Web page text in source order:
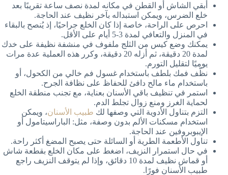
أبقي الشاش أو القطن في مكانه لمدة نصف ساعة تقريبًا بعد
خلع الضرس، ويمكن استبداله بآخر نظيف عند الحاجة.
احرص على الراحة، خاصة إذا كان الخلع جراحيًا، إذ يُنصح بالبقاء
في المنزل والتعافي لمدة 3-5 أيام على الأقل.
يمكنك وضع كيس من الثلج ملفوف في منشفة نظيفة على خدك
لمدة 20 دقيقة، ثم أزله 20 دقيقة، وكرر هذه العملية عدة مرات
يوميًا لتقليل التورم.
نظّف فمك بلطف باستخدام غسول فم خالي من الكحول، أو
باستخدام ماء مالح دافئ للحفاظ على نظافة الجرح.
استمر في تنظيف باقي الأسنان بعناية، مع تجنب منطقة الخلع
لحماية الغرز ومنع زوال تجلط الدم.
التزم بتناول الأدوية التي وصفها لك طبيب الأسنان، ويمكن
استخدام مسكنات الألم بدون وصفة، مثل: الباراسيتامول أو
الإيبوبروفين عند الحاجة.
تناول الأطعمة الطرية أو السائلة حتى يصبح المضغ أكثر راحة.
في حال استمرار النزيف، اضغط على مكان الخلع بقطعة شاش
أو قماش نظيف لمدة 10 دقائق، وإذا لم يتوقف النزيف راجع
طبيب الأسنان فورًا.